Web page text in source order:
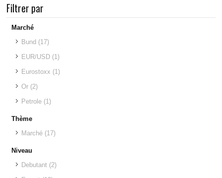
Filtrer par
Marché
Bund (17)
EUR/USD (1)
Eurostoxx (1)
Or (2)
Petrole (1)
Thème
Marché (17)
Niveau
Debutant (2)